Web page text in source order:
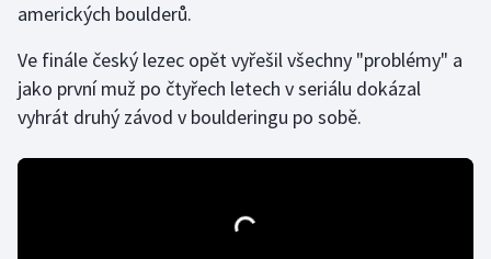
Parasport
Plavání
Plážový volejbal
amerických boulderů.
Ve finále český lezec opět vyřešil všechny "problémy" a
jako první muž po čtyřech letech v seriálu dokázal
vyhrát druhý závod v boulderingu po sobě.